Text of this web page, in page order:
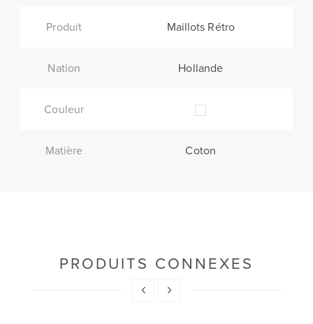
Produit Maillots Rétro
Nation Hollande
Couleur
Matière Coton
PRODUITS CONNEXES